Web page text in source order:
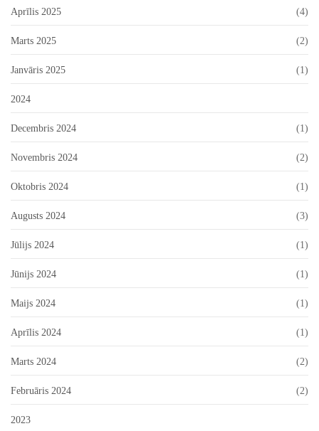
Aprīlis 2025 (4)
Marts 2025 (2)
Janvāris 2025 (1)
2024
Decembris 2024 (1)
Novembris 2024 (2)
Oktobris 2024 (1)
Augusts 2024 (3)
Jūlijs 2024 (1)
Jūnijs 2024 (1)
Maijs 2024 (1)
Aprīlis 2024 (1)
Marts 2024 (2)
Februāris 2024 (2)
2023